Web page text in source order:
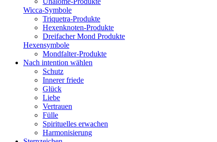
Wicca-Symbole
Triquetra-Produkte
Hexenknoten-Produkte
Dreifacher Mond Produkte
Hexensymbole
Mondfalter-Produkte
Nach intention wählen
Schutz
Innerer friede
Glück
Liebe
Vertrauen
Fülle
Spirituelles erwachen
Harmonisierung